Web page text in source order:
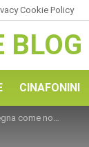
Cookie Policy
BLOG
CINAFONINI
altro [DOWNLOAD]